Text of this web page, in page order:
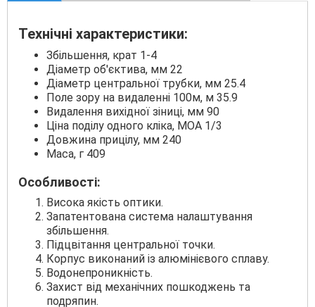
Технічні характеристики:
Збільшення, крат 1-4
Діаметр об'єктива, мм 22
Діаметр центральної трубки, мм 25.4
Поле зору на видаленні 100м, м 35.9
Видалення вихідної зіниці, мм 90
Ціна поділу одного кліка, МОА 1/3
Довжина прицілу, мм 240
Маса, г 409
Особливості:
Висока якість оптики.
Запатентована система налаштування
збільшення.
Підцвітання центральної точки.
Корпус виконаний із алюмінієвого сплаву.
Водонепроникність.
Захист від механічних пошкоджень та
подряпин.